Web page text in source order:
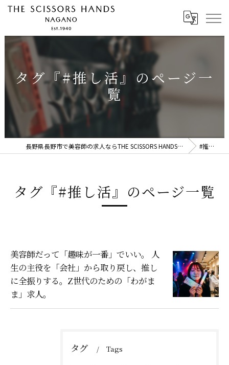
タグ『#推し活』のページ一
覧
長野県長野市で美容師の求人ならTHE SCISSORS HANDS NAGANO #推し活
タグ『#推し活』のページ一覧
美容師だって「趣味が一番」でいい。 人
生の主役を「会社」から取り戻し、推し
に全振りする。Z世代のための「わがま
ま」求人。
タグ Tags